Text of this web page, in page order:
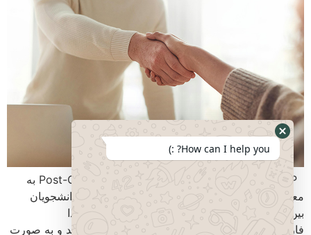
PGWP مخفف عبارت Post-Graduation Work Permit به
معنی مجوز کار پس از تحصیل است. این مجوز به دانشجویان
بین‌المللی که از یک موسسه آموزشی معتبر در کانادا
فارغ‌التحصیل شده‌اند، اجازه می‌دهد تا در کانادا بمانند و به صورت
How can I help you? :)